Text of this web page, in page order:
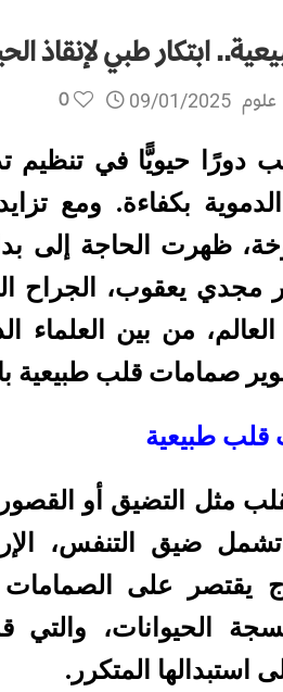
ابتكار طبي لإنقاذ
علوم 09/01/2025
0
دورًا حيويًّا في تنظيم
الدموية بكفاءة. ومع
ظهرت الحاجة إلى
مجدي يعقوب،
من بين العلماء
صمامات قلب طبيعية
قلب طبيعية
مثل التضيق أو
ضيق التنفس،
يقتصر على الصمامات
الحيوانات، والتي
استبدالها المتكرر.